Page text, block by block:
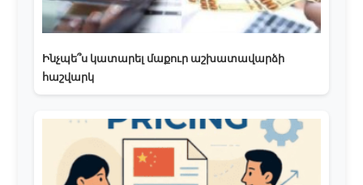
Ինչպե՞ս կատարել մաքուր աշխատավարձի
հաշվարկ